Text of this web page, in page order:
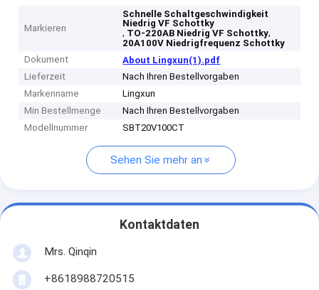
Markieren
Schnelle Schaltgeschwindigkeit
Niedrig VF Schottky
, TO-220AB Niedrig VF Schottky,
20A100V Niedrigfrequenz Schottky
Dokument
About Lingxun(1).pdf
Lieferzeit
Nach Ihren Bestellvorgaben
Markenname
Lingxun
Min Bestellmenge
Nach Ihren Bestellvorgaben
Modellnummer
SBT20V100CT
Sehen Sie mehr an
Kontaktdaten
Mrs. Qinqin
+8618988720515